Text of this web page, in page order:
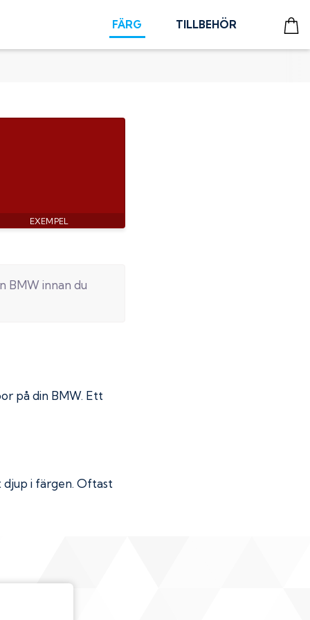
FÄRG TILLBEHÖR
BMWinnan du
på din BMW. Ett
i färgen. Oftast